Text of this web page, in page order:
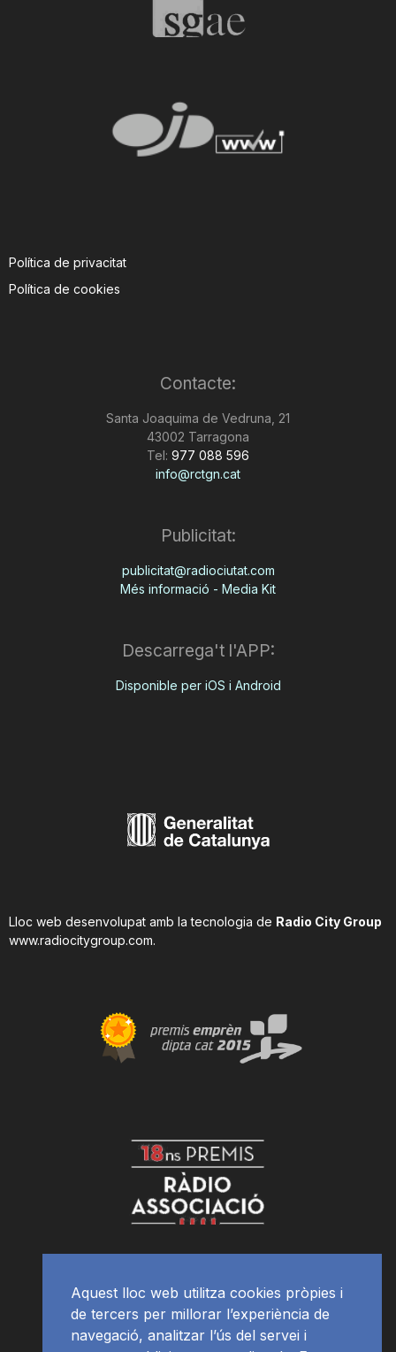
Política de privacitat
Política de cookies
Contacte:
Santa Joaquima de Vedruna, 21
43002 Tarragona
Tel: 977 088 596
info@rctgn.cat
Publicitat:
publicitat@radiociutat.com
Més informació - Media Kit
Descarrega't l'APP:
Disponible per iOS i Android
Lloc web desenvolupat amb la tecnologia de Radio City Group
www.radiocitygroup.com.
Aquest lloc web utilitza cookies pròpies i
de tercers per millorar l’experiència de
navegació, analitzar l’ús del servei i